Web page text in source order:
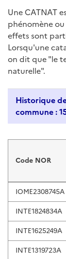
Une CATNAT
phénomène
effets sont
Lorsqu'une
on dit que "le
naturelle".
Historique
Code NOR
IOME2308745A
INTE1824834A
INTE1625249A
INTE1319723A